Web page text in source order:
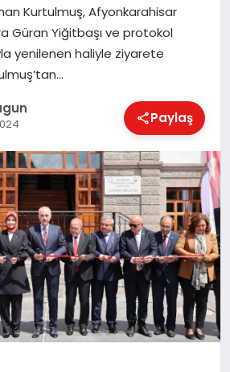
Kurtulmuş, Afyonkarahisar
Güran Yiğitbaşı ve protokol
yenilenen haliyle ziyarete
Paylaş